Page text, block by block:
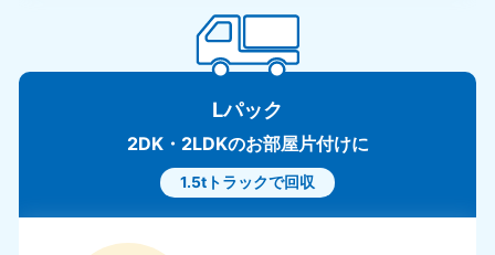
Lパック
2DK・2LDKのお部屋片付けに
1.5tトラックで回収